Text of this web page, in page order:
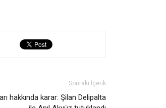
Sonraki İçerik
hakkında karar: Şilan Delipalta